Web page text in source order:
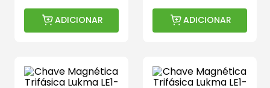
ADICIONAR ADICIONAR